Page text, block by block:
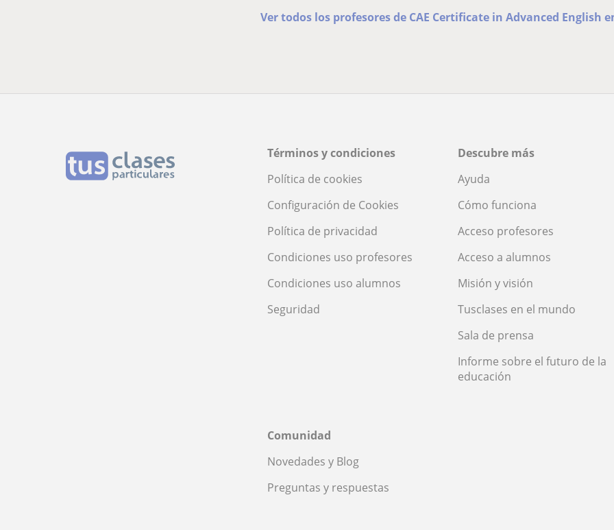
Ver todos los profesores de CAE Certificate in Advanced English
Términos y condiciones
Política de cookies
Configuración de Cookies
Política de privacidad
Condiciones uso profesores
Condiciones uso alumnos
Seguridad
Descubre más
Ayuda
Cómo funciona
Acceso profesores
Acceso a alumnos
Misión y visión
Tusclases en el mundo
Sala de prensa
Informe sobre el futuro de la
educación
Comunidad
Novedades y Blog
Preguntas y respuestas